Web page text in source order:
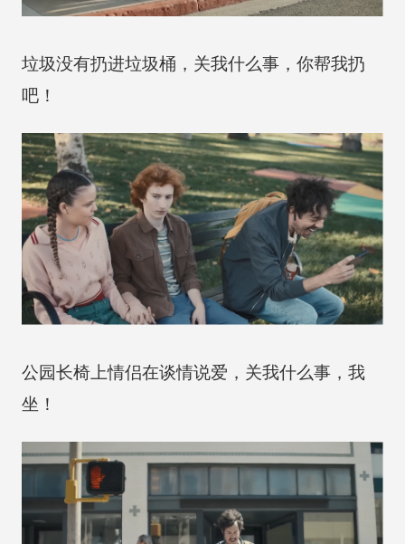
垃圾没有扔进垃圾桶，关我什么事，你帮我扔
吧！
公园长椅上情侣在谈情说爱，关我什么事，我
坐！